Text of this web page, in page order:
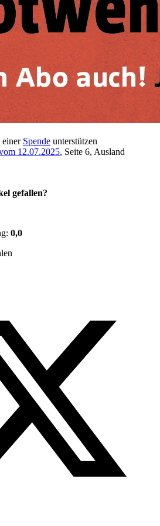
einer Spende unterstützen
12.07.2025, Seite 6, Ausland
gefallen?
0,0